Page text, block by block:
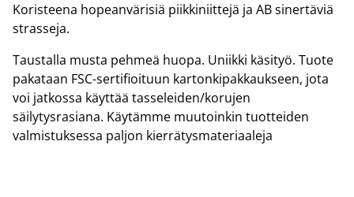
Koristeena hopeanvärisiä piikkiniittejä ja AB sinertäviä
strasseja.
Taustalla musta pehmeä huopa. Uniikki käsityö. Tuote
pakataan FSC-sertifioituun kartonkipakkaukseen, jota
voi jatkossa käyttää tasseleiden/korujen
säilytysrasiana. Käytämme muutoinkin tuotteiden
valmistuksessa paljon kierrätysmateriaaleja